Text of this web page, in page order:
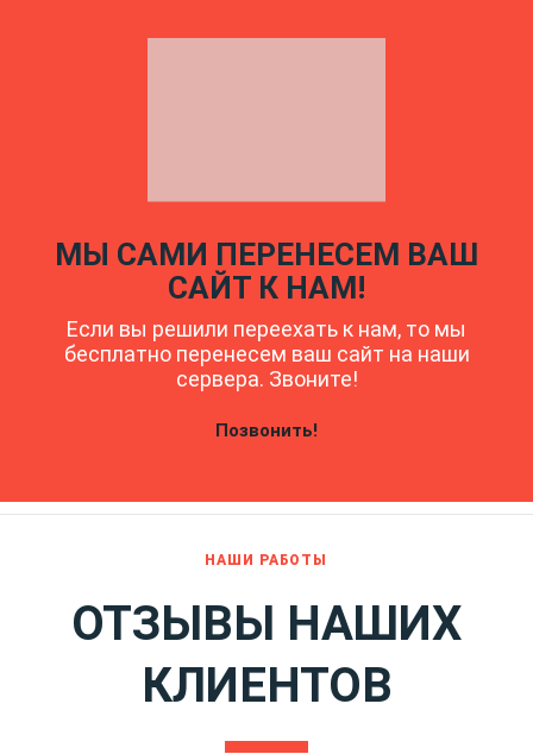
МЫ САМИ ПЕРЕНЕСЕМ ВАШ
САЙТ К НАМ!
Если вы решили переехать к нам, то мы
бесплатно перенесем ваш сайт на наши
сервера. Звоните!
Позвонить!
НАШИ РАБОТЫ
ОТЗЫВЫ НАШИХ
КЛИЕНТОВ